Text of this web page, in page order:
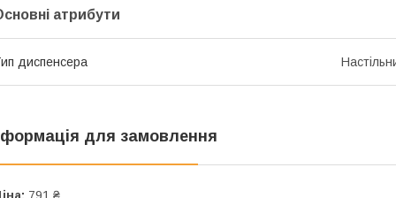
атрибути
диспенсера
для замовлення